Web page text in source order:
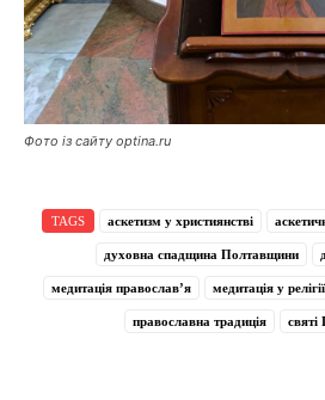
Фото із сайту optina.ru
TAGS аскетизм у християнстві
духовна спадщина Полтавщини
медитація православ’я медитація у релігії
православна традиція